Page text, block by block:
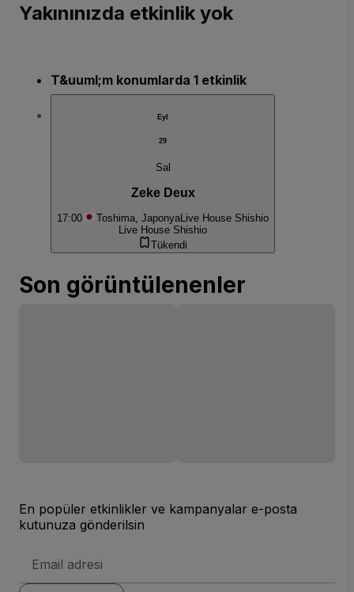
Yakınınızda etkinlik yok
T&uuml;m konumlarda 1 etkinlik
Eyl
29
Sal
Zeke Deux
17:00 Toshima, JaponyaLive House Shishio
Live House Shishio
Tükendi
Son görüntülenenler
En popüler etkinlikler ve kampanyalar e-posta
kutunuza gönderilsin
posta